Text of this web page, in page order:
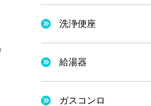
洗浄便座
給湯器
ガスコンロ